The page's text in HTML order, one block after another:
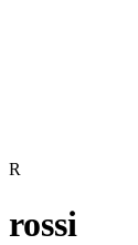
R
rossi